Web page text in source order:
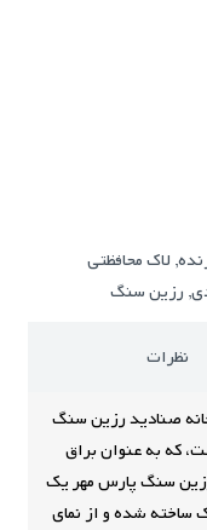
, لاک محافظتی
, رزین سنگ
نظرات
صنادید رزین سنگ
که به عنوان براق
سنگ پارس مهر یک
ساخته شده و از نمای